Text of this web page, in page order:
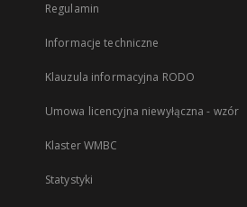
Regulamin
Informacje techniczne
Klauzula informacyjna RODO
Umowa licencyjna niewyłączna - wzór
Klaster WMBC
Statystyki